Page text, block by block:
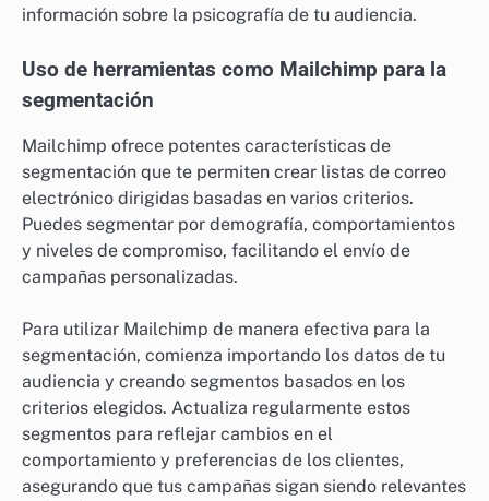
información sobre la psicografía de tu audiencia.
Uso de herramientas como Mailchimp para la
segmentación
Mailchimp ofrece potentes características de
segmentación que te permiten crear listas de correo
electrónico dirigidas basadas en varios criterios.
Puedes segmentar por demografía, comportamientos
y niveles de compromiso, facilitando el envío de
campañas personalizadas.
Para utilizar Mailchimp de manera efectiva para la
segmentación, comienza importando los datos de tu
audiencia y creando segmentos basados en los
criterios elegidos. Actualiza regularmente estos
segmentos para reflejar cambios en el
comportamiento y preferencias de los clientes,
asegurando que tus campañas sigan siendo relevantes